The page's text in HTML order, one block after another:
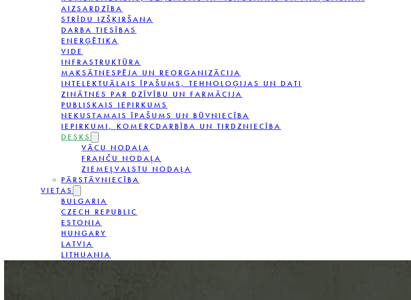
AIZSARDZĪBA
STRĪDU IZŠĶIRŠANA
DARBA TIESĪBAS
ENERĢĒTIKA
VIDE
INFRASTRUKTŪRA
MAKSĀTNESPĒJA UN REORGANIZĀCIJA
INTELEKTUĀLAIS ĪPAŠUMS, TEHNOLOĢIJAS UN DATI
ZINĀTNES PAR DZĪVĪBU UN FARMĀCIJA
PUBLISKAIS IEPIRKUMS
NEKUSTAMAIS ĪPAŠUMS UN BŪVNIECĪBA
IEPIRKUMI, KOMERCDARBĪBA UN TIRDZNIECĪBA
DESKS
VĀCU NODAĻA
FRANČU NODAĻA
ZIEMEĻVALSTU NODAĻA
PĀRSTĀVNIECĪBA
VIETAS
BULGARIA
CZECH REPUBLIC
ESTONIA
HUNGARY
LATVIA
LITHUANIA